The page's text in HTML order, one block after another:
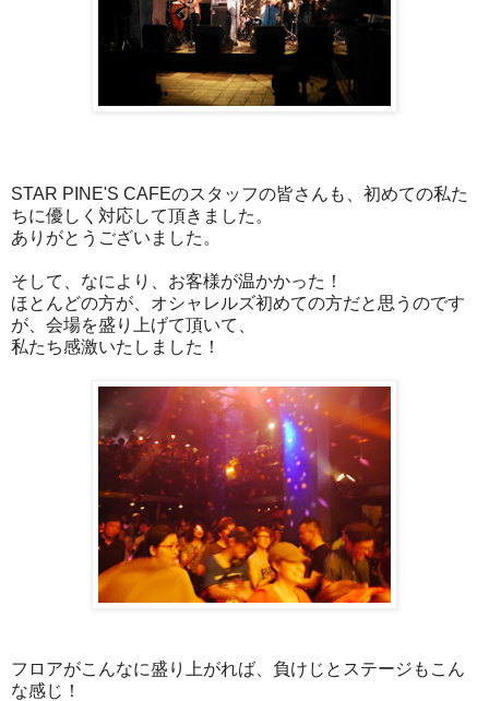
STAR PINE'S CAFEのスタッフの皆さんも、初めての私た
ちに優しく対応して頂きました。
ありがとうございました。
そして、なにより、お客様が温かかった！
ほとんどの方が、オシャレルズ初めての方だと思うのです
が、会場を盛り上げて頂いて、
私たち感激いたしました！
フロアがこんなに盛り上がれば、負けじとステージもこん
な感じ！